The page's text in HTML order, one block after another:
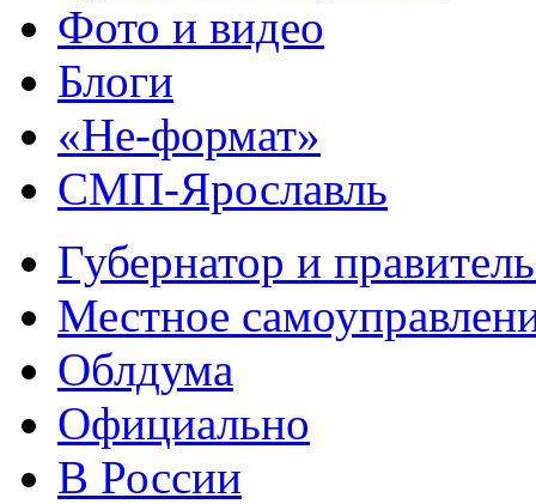
Фото и видео
Блоги
«Не-формат»
СМП-Ярославль
Губернатор и
Местное
Облдума
Официально
В России